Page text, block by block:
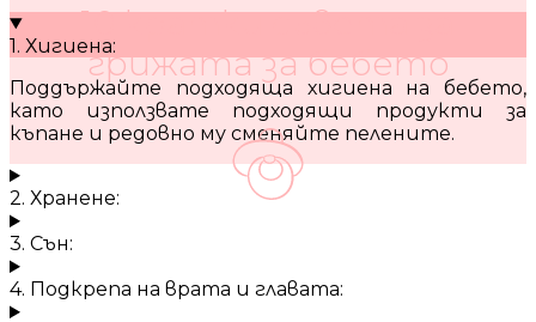
10 кратки съвета за
грижата за бебето
1. Хигиена:
Поддържайте подходяща хигиена на бебето,
като използвате подходящи продукти за
къпане и редовно му сменяйте пелените.
2. Хранене:
3. Сън:
4. Подкрепа на врата и главата: